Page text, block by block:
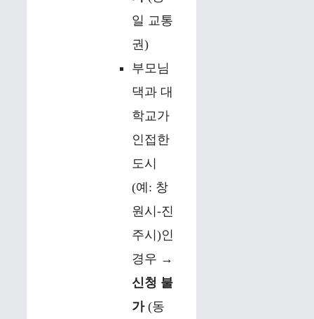
일 교통
권)
부모님
댁과 대
학교가
인접한
도시
(예: 창
원시-진
주시)인
경우 →
신청 불
가(동